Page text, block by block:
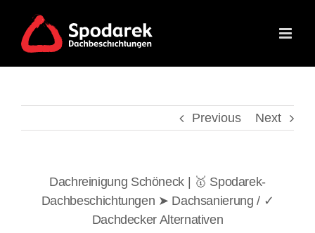
content
Previous Next
Dachreinigung Schöneck | 🥇 Spodarek-
Dachbeschichtungen ➤ Dachsanierung / ✓
Dachdecker Alternativen